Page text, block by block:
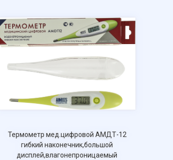
Термометр мед.цифровой АМДТ-12
гибкий наконечник,большой
дисплей,влагонепроницаемый